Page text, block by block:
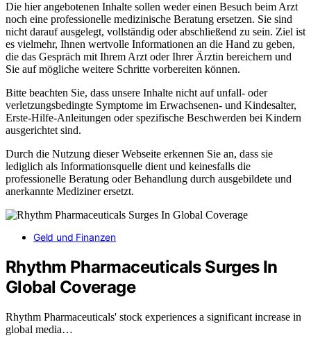
Die hier angebotenen Inhalte sollen weder einen Besuch beim Arzt
noch eine professionelle medizinische Beratung ersetzen. Sie sind
nicht darauf ausgelegt, vollständig oder abschließend zu sein. Ziel ist
es vielmehr, Ihnen wertvolle Informationen an die Hand zu geben,
die das Gespräch mit Ihrem Arzt oder Ihrer Ärztin bereichern und
Sie auf mögliche weitere Schritte vorbereiten können.
Bitte beachten Sie, dass unsere Inhalte nicht auf unfall- oder
verletzungsbedingte Symptome im Erwachsenen- und Kindesalter,
Erste-Hilfe-Anleitungen oder spezifische Beschwerden bei Kindern
ausgerichtet sind.
Durch die Nutzung dieser Webseite erkennen Sie an, dass sie
lediglich als Informationsquelle dient und keinesfalls die
professionelle Beratung oder Behandlung durch ausgebildete und
anerkannte Mediziner ersetzt.
Geld und Finanzen
Rhythm Pharmaceuticals Surges In
Global Coverage
Rhythm Pharmaceuticals' stock experiences a significant increase in
global media…